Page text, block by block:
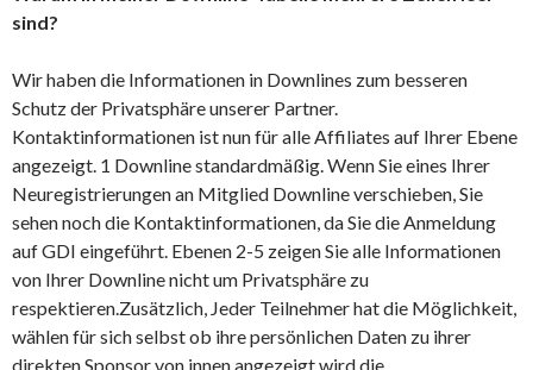
sind?
Wir haben die Informationen in Downlines zum besseren
Schutz der Privatsphäre unserer Partner.
Kontaktinformationen ist nun für alle Affiliates auf Ihrer Ebene
angezeigt. 1 Downline standardmäßig. Wenn Sie eines Ihrer
Neuregistrierungen an Mitglied Downline verschieben, Sie
sehen noch die Kontaktinformationen, da Sie die Anmeldung
auf GDI eingeführt. Ebenen 2-5 zeigen Sie alle Informationen
von Ihrer Downline nicht um Privatsphäre zu
respektieren.Zusätzlich, Jeder Teilnehmer hat die Möglichkeit,
wählen für sich selbst ob ihre persönlichen Daten zu ihrer
direkten Sponsor von innen angezeigt wird die